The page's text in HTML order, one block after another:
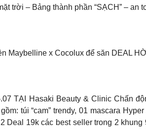
trời – Bảng thành phần “SẠCH” –
Maybelline x Cocolux để săn DEAL
TẠI Hasaki Beauty & Clinic Chấn
túi “cam” trendy, 01 mascara
19k các best seller trong 2